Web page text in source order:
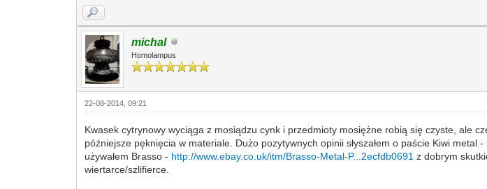
michal
Homolampus
22-08-2014, 09:21
Kwasek cytrynowy wyciąga z mosiądzu cynk i przedmioty mosiężne robią się czyste, ale
późniejsze pęknięcia w materiale. Dużo pozytywnych opinii słyszałem o paście Kiwi metal
używałem Brasso - http://www.ebay.co.uk/itm/Brasso-Metal-P...2ecfdb0691 z dobrym
wiertarce/szlifierce.